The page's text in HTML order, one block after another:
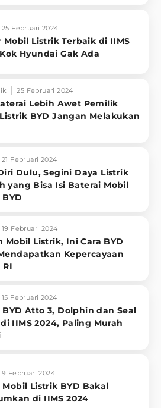
25 Februari 2024
Mobil Listrik Terbaik di IIMS
Hyundai Gak Ada
25 Februari 2024
Lebih Awet Pemilik
BYD Jangan Melakukan
21 Februari 2024
Dulu, Segini Daya Listrik
yang Bisa Isi Baterai Mobil
19 Februari 2024
Mobil Listrik, Ini Cara BYD
Kepercayaan
RI
15 Februari 2024
BYD Atto 3, Dolphin dan Seal
IIMS 2024, Paling Murah
9 Februari 2024
Mobil Listrik BYD Bakal
di IIMS 2024